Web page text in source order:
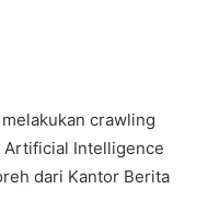
crawling
Artificial Intelligence
dari Kantor Berita